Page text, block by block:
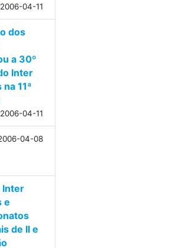
2006-04-11
dos
a 30º
Inter
11ª
2006-04-11
04-08
Inter
e
de II e